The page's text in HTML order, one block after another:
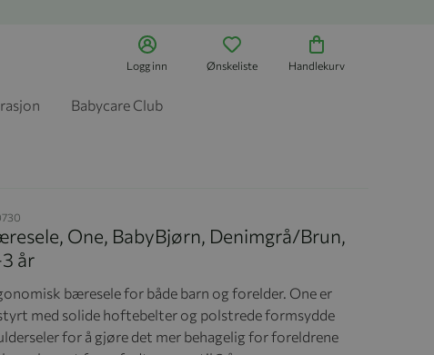
Logg inn Ønskeliste Handlekurv
Babycare Club
One, BabyBjørn, Denimgrå/Brun,
år
bæresele for både barn og forelder. One er
med solide hoftebelter og polstrede formsydde
for å gjøre det mer behagelig for foreldrene